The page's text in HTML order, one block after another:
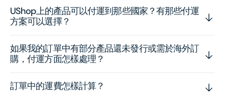
UShop上的產品可以付運到那些國家？有那些付運
方案可以選擇？
如果我的訂單中有部分產品還未發行或需於海外訂
購，付運方面怎樣處理？
訂單中的運費怎樣計算？